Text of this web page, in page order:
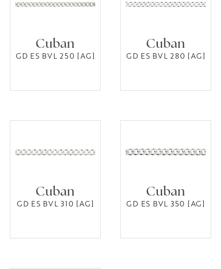
Cuban
GD ES BVL 250 [AG]
Cuban
GD ES BVL 280 [AG]
Cuban
GD ES BVL 310 [AG]
Cuban
GD ES BVL 350 [AG]